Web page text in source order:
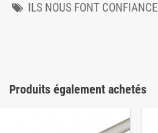
ILS NOUS FONT CONFIANCE
Produits également achetés